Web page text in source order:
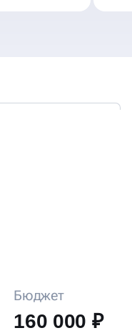
Бюджет
160 000 ₽